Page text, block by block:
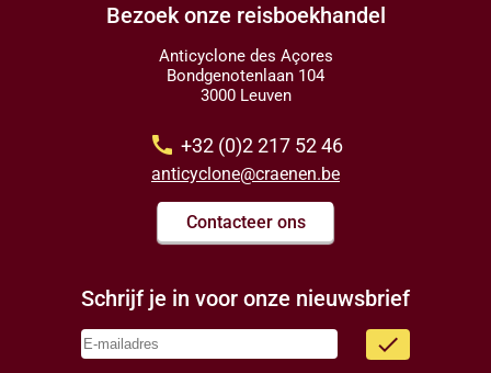
Bezoek onze reisboekhandel
Anticyclone des Açores
Bondgenotenlaan 104
3000 Leuven
call +32 (0)2 217 52 46
anticyclone@craenen.be
Contacteer ons
Schrijf je in voor onze nieuwsbrief
done